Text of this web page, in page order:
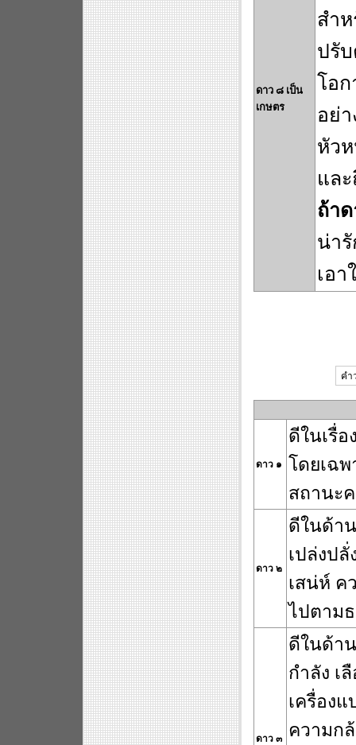
ดาว ๘ เป็น
เกษตร
สำ
ปรั
โอ
อย่
หัว
แล
ถ้า
น่า
เอ
คำ
ดาว ๑
ดีในเรื่
โดยเฉ
สถานะ
ดาว ๒
ดีในด้า
เปล่งป
เสน่ห์ ค
ไปตาม
ดาว ๓
ดีในด้า
กำลัง เ
เครื่อง
ความก